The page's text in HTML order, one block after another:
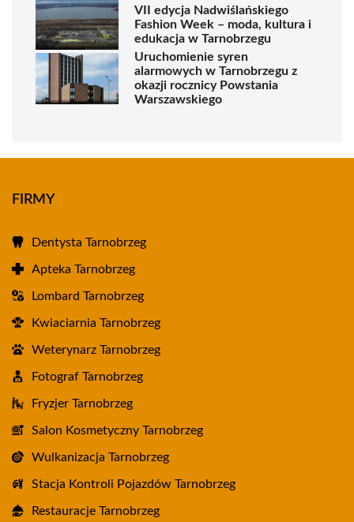
VII edycja Nadwiślańskiego
Fashion Week – moda, kultura i
edukacja w Tarnobrzegu
Uruchomienie syren
alarmowych w Tarnobrzegu z
okazji rocznicy Powstania
Warszawskiego
FIRMY
Dentysta Tarnobrzeg
Apteka Tarnobrzeg
Lombard Tarnobrzeg
Kwiaciarnia Tarnobrzeg
Weterynarz Tarnobrzeg
Fotograf Tarnobrzeg
Fryzjer Tarnobrzeg
Salon Kosmetyczny Tarnobrzeg
Wulkanizacja Tarnobrzeg
Stacja Kontroli Pojazdów Tarnobrzeg
Restauracje Tarnobrzeg